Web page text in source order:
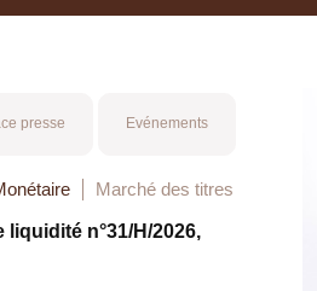
presse Evénements
Marché des titres
n°31/H/2026,